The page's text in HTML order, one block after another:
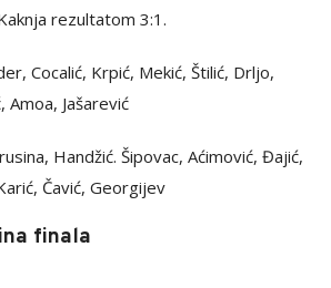
rezultatom 3:1.
Cocalić, Krpić, Mekić, Štilić, Drljo,
Amoa, Jašarević
Handžić. Šipovac, Aćimović, Đajić,
Čavić, Georgijev
finala